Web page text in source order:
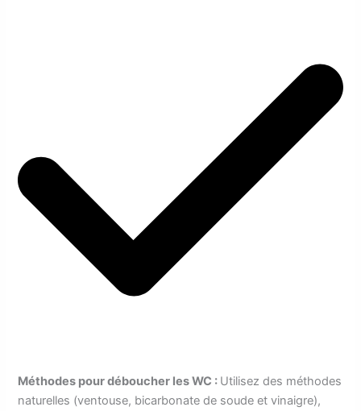
Méthodes pour déboucher les WC : Utilisez des méthodes
naturelles (ventouse, bicarbonate de soude et vinaigre),